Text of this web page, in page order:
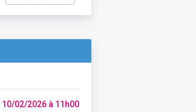
10/02/2026 à 11h00